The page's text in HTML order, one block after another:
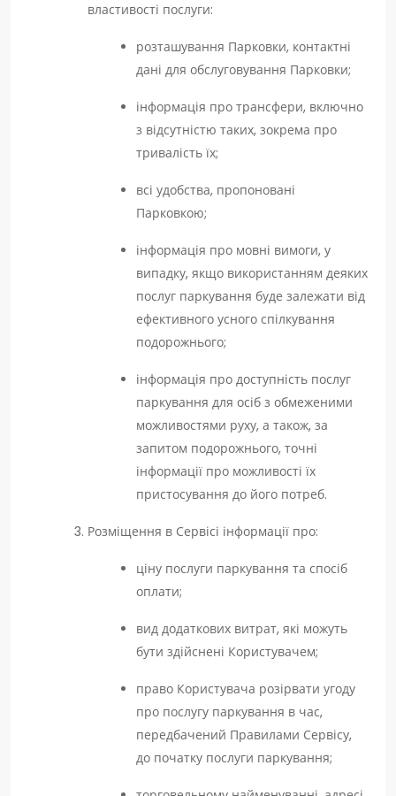
властивості послуги:
розташування Парковки, контактні
дані для обслуговування Парковки;
інформація про трансфери, включно
з відсутністю таких, зокрема про
тривалість їх;
всі удобства, пропоновані
Парковкою;
інформація про мовні вимоги, у
випадку, якщо використанням деяких
послуг паркування буде залежати від
ефективного усного спілкування
подорожнього;
інформація про доступність послуг
паркування для осіб з обмеженими
можливостями руху, а також, за
запитом подорожнього, точні
інформації про можливості їх
пристосування до його потреб.
Розміщення в Сервісі інформації про:
ціну послуги паркування та спосіб
оплати;
вид додаткових витрат, які можуть
бути здійснені Користувачем;
право Користувача розірвати угоду
про послугу паркування в час,
передбачений Правилами Сервісу,
до початку послуги паркування;